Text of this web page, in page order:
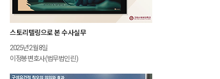
스토리텔링으로 본 수사실무
2025년 2월 8일
이정봉 변호사 (법무법인 린)